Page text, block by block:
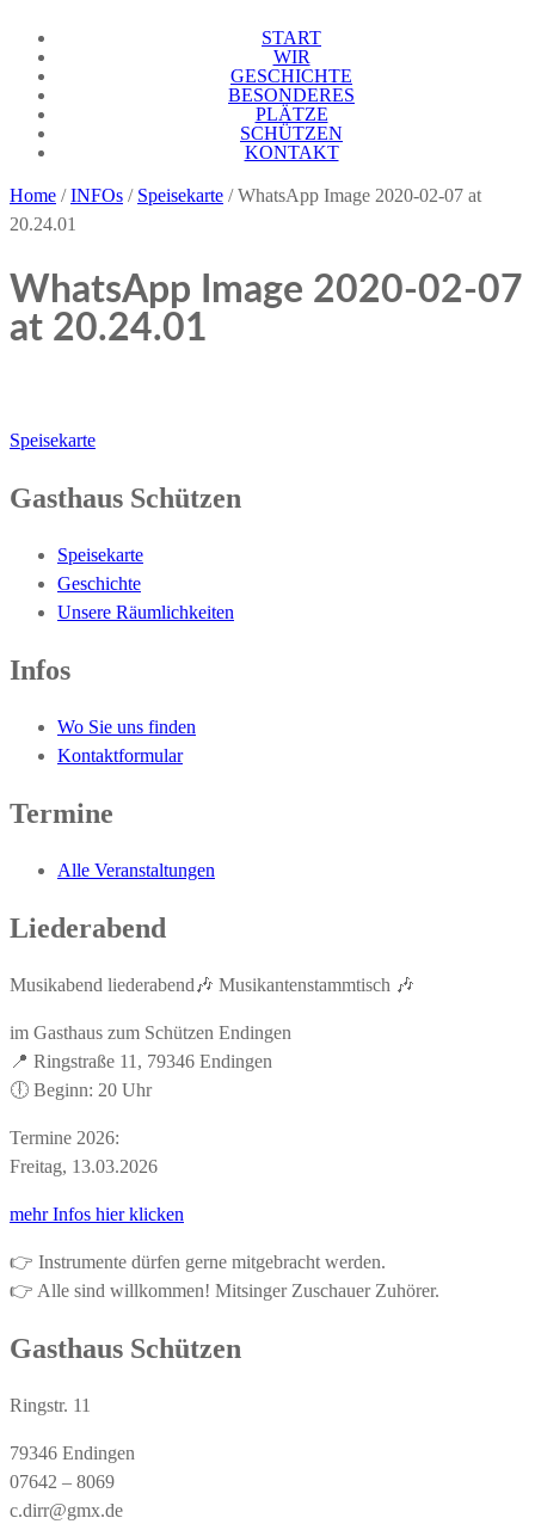
content
Gasthaus Schützen Endingen
Endingen
START
WIR
GESCHICHTE
BESONDERES
PLÄTZE
SCHÜTZEN
KONTAKT
Home /INFOs / Speisekarte /WhatsApp Image 2020-02-07 at
20.24.01
WhatsApp Image 2020-02-07
at 20.24.01
Beitragsnavigation
Speisekarte
Gasthaus Schützen
Speisekarte
Geschichte
Unsere Räumlichkeiten
Infos
Wo Sie uns finden
Kontaktformular
Termine
Alle Veranstaltungen
Liederabend
Musikabend liederabend🎶 Musikantenstammtisch 🎶
im Gasthaus zum Schützen Endingen
📍 Ringstraße 11, 79346 Endingen
🕕 Beginn: 20 Uhr
Termine 2026:
Freitag, 13.03.2026
mehr Infos hier klicken
👉 Instrumente dürfen gerne mitgebracht werden.
👉 Alle sind willkommen! Mitsinger Zuschauer Zuhörer.
Gasthaus Schützen
Ringstr. 11
79346 Endingen
07642 – 8069
c.dirr@gmx.de